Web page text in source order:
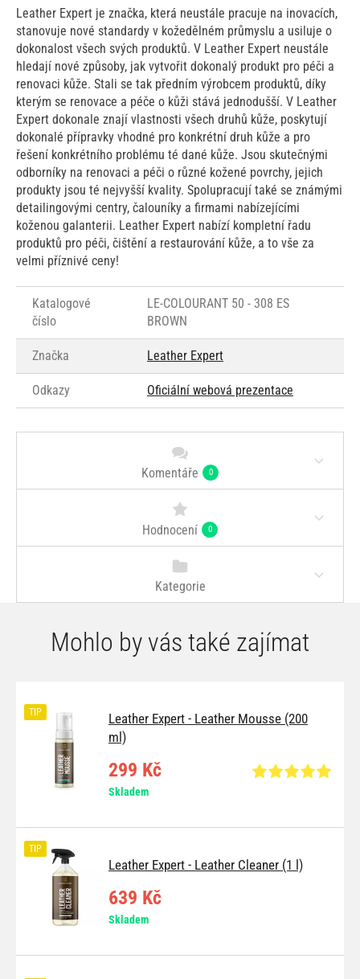
Leather Expert je značka, která neustále pracuje na inovacích,
stanovuje nové standardy v kožedělném průmyslu a usiluje o
dokonalost všech svých produktů. V Leather Expert neustále
hledají nové způsoby, jak vytvořit dokonalý produkt pro péči a
renovaci kůže. Stali se tak předním výrobcem produktů, díky
kterým se renovace a péče o kůži stává jednodušší. V Leather
Expert dokonale znají vlastnosti všech druhů kůže, poskytují
dokonalé přípravky vhodné pro konkrétní druh kůže a pro
řešení konkrétního problému té dané kůže. Jsou skutečnými
odborníky na renovaci a péči o různé kožené povrchy, jejich
produkty jsou té nejvyšší kvality. Spolupracují také se známými
detailingovými centry, čalouníky a firmami nabízejícími
koženou galanterii. Leather Expert nabízí kompletní řadu
produktů pro péči, čištění a restaurování kůže, a to vše za
velmi příznivé ceny!
Katalogové
číslo
LE-COLOURANT 50 - 308 ES
BROWN
Značka Leather Expert
Odkazy Oficiální webová prezentace
Komentáře 0
Hodnocení 0
Kategorie
Mohlo by vás také zajímat
Leather Expert - Leather Mousse (200
ml)
TIP
299 Kč
Skladem
Leather Expert - Leather Cleaner (1 l)
TIP
639 Kč
Skladem